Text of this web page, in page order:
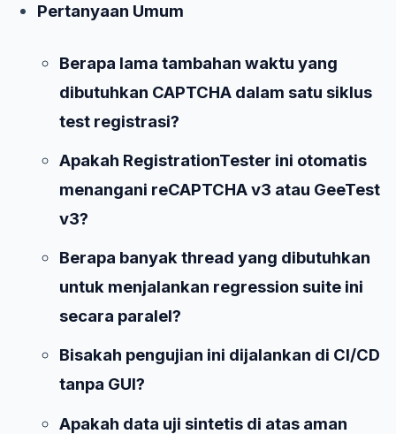
Pertanyaan Umum
Berapa lama tambahan waktu yang
dibutuhkan CAPTCHA dalam satu siklus
test registrasi?
Apakah RegistrationTester ini otomatis
menangani reCAPTCHA v3 atau GeeTest
v3?
Berapa banyak thread yang dibutuhkan
untuk menjalankan regression suite ini
secara paralel?
Bisakah pengujian ini dijalankan di CI/CD
tanpa GUI?
Apakah data uji sintetis di atas aman